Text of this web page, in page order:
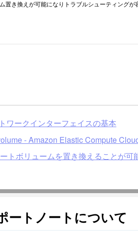
ワークインターフェイスの基本
- Amazon Elastic Compute
トボリュームを置き換えることが可
ートノートについて